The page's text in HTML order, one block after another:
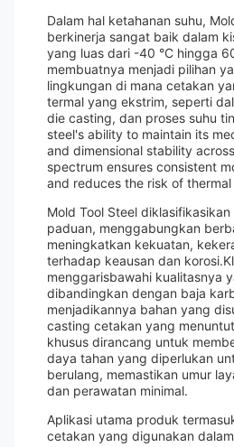
Dalam hal ketahanan suhu,
berkinerja sangat baik dalam
yang luas dari -40 °C hingga
membuatnya menjadi pilihan
lingkungan di mana cetakan
termal yang ekstrim, seperti
die casting, dan proses suhu
steel's ability to maintain its
and dimensional stability
spectrum ensures consistent
and reduces the risk of
Mold Tool Steel
paduan, menggabungkan
meningkatkan kekuatan,
terhadap keausan dan
menggarisbawahi kualitasnya
dibandingkan dengan baja
menjadikannya bahan yang
casting cetakan yang
khusus dirancang untuk
daya tahan yang diperlukan
berulang, memastikan umur
dan perawatan minimal.
Aplikasi utama produk
cetakan yang digunakan